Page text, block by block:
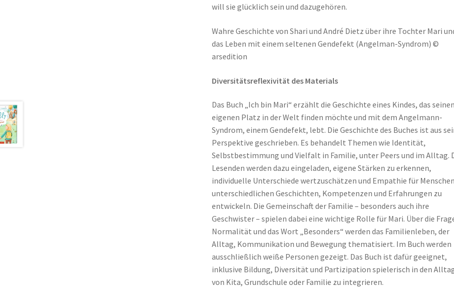
will sie glücklich sein und dazugehören.
Wahre Geschichte von Shari und André Dietz über ihre Tochter Mari
das Leben mit einem seltenen Gendefekt (Angelman-Syndrom) ©
arsedition
Diversitätsreflexivität des Materials
Das Buch „Ich bin Mari“ erzählt die Geschichte eines Kindes, das seinen
eigenen Platz in der Welt finden möchte und mit dem Angelmann-
Syndrom, einem Gendefekt, lebt. Die Geschichte des Buches ist aus
Perspektive geschrieben. Es behandelt Themen wie Identität,
Selbstbestimmung und Vielfalt in Familie, unter Peers und im Alltag.
Lesenden werden dazu eingeladen, eigene Stärken zu erkennen,
individuelle Unterschiede wertzuschätzen und Empathie für
unterschiedlichen Geschichten, Kompetenzen und Erfahrungen zu
entwickeln. Die Gemeinschaft der Familie – besonders auch ihre
Geschwister – spielen dabei eine wichtige Rolle für Mari. Über die
Normalität und das Wort „Besonders“ werden das Familienleben, der
Alltag, Kommunikation und Bewegung thematisiert. Im Buch werden
ausschließlich weiße Personen gezeigt. Das Buch ist dafür geeignet,
inklusive Bildung, Diversität und Partizipation spielerisch in den
von Kita, Grundschule oder Familie zu integrieren.